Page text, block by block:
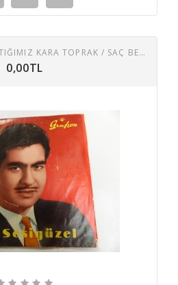
NURİ SESİGÜZEL -BASTIĞIMIZ KARA TOPRAK / SAÇ BEYAZ OLMUŞ
0,00TL